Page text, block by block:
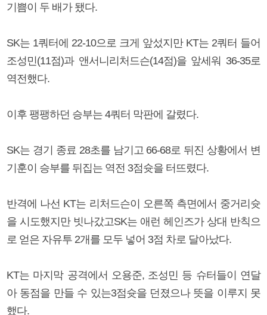
기쁨이 두 배가 됐다.
SK는 1쿼터에 22-10으로 크게 앞섰지만 KT는 2쿼터 들어
조성민(11점)과 앤서니리처드슨(14점)을 앞세워 36-35로
역전했다.
이후 팽팽하던 승부는 4쿼터 막판에 갈렸다.
SK는 경기 종료 28초를 남기고 66-68로 뒤진 상황에서 변
기훈이 승부를 뒤집는 역전 3점슛을 터뜨렸다.
반격에 나선 KT는 리처드슨이 오른쪽 측면에서 중거리슛
을 시도했지만 빗나갔고SK는 애런 헤인즈가 상대 반칙으
로 얻은 자유투 2개를 모두 넣어 3점 차로 달아났다.
KT는 마지막 공격에서 오용준, 조성민 등 슈터들이 연달
아 동점을 만들 수 있는3점슛을 던졌으나 뜻을 이루지 못
했다.